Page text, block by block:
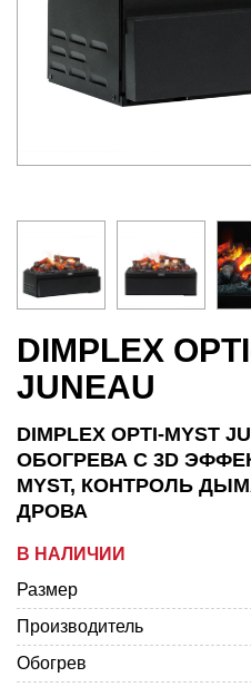
DIMPLEX
JUNEAU
DIMPLEX OPTI-MYST
ОБОГРЕВА С 3D
MYST, КОНТРОЛЬ
ДРОВА
В НАЛИЧИИ
Размер
Производитель
Обогрев